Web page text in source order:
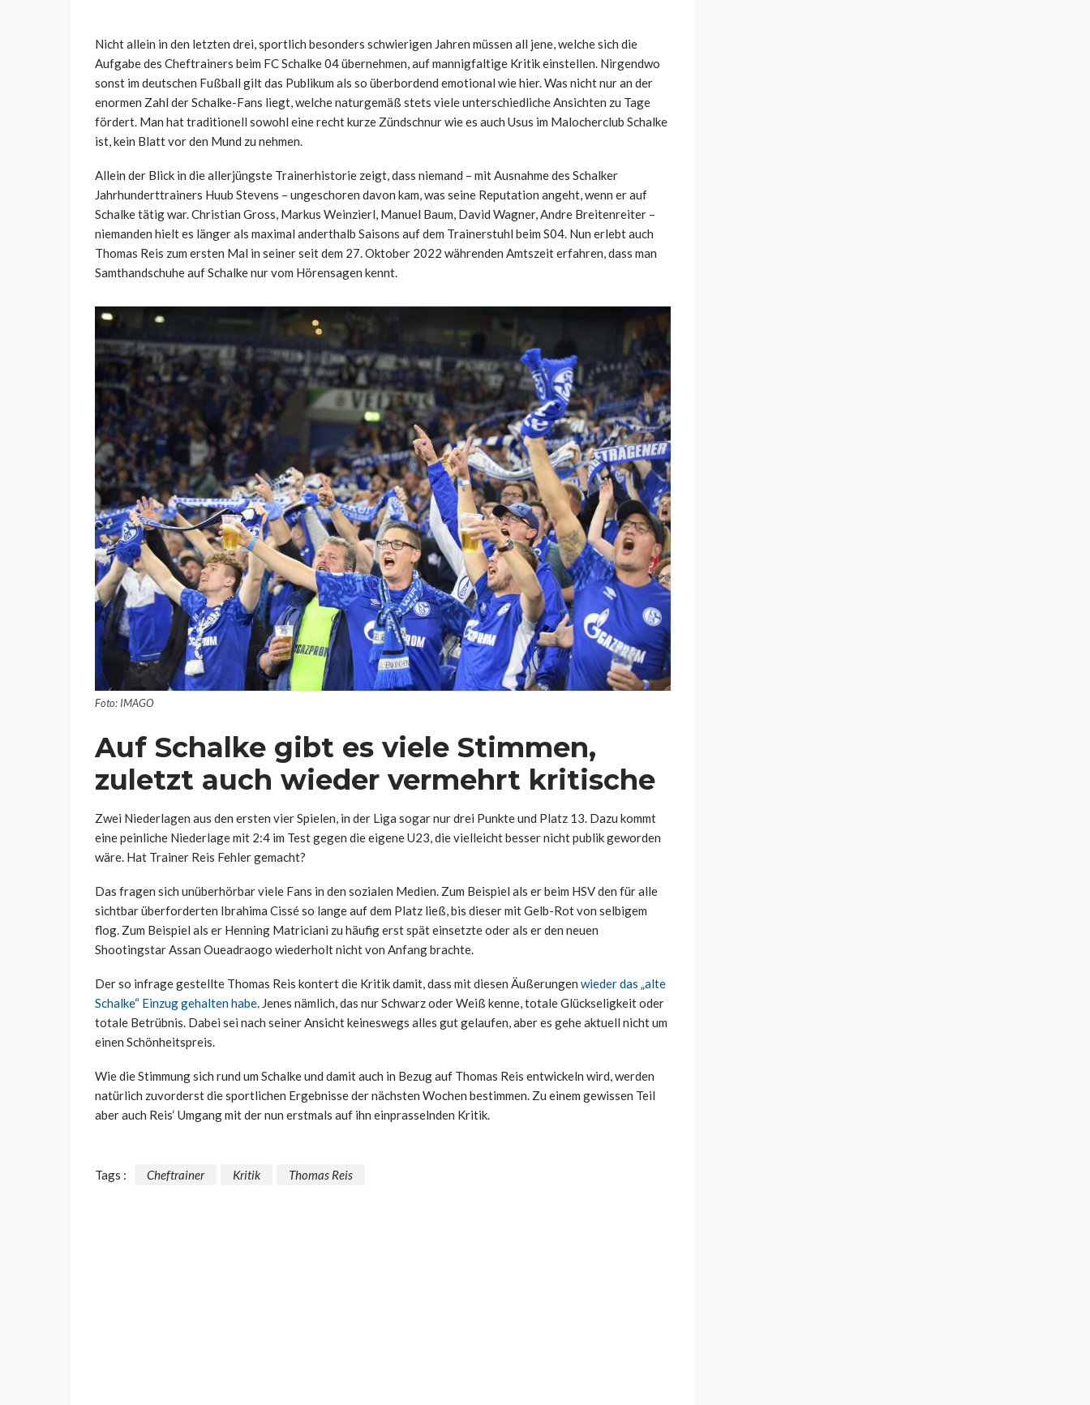
Nicht allein in den letzten drei, sportlich besonders schwierigen Jahren müssen all jene, welche sich die
Aufgabe des Cheftrainers beim FC Schalke 04 übernehmen, auf mannigfaltige Kritik einstellen. Nirgendwo
sonst im deutschen Fußball gilt das Publikum als so überbordend emotional wie hier. Was nicht nur an der
enormen Zahl der Schalke-Fans liegt, welche naturgemäß stets viele unterschiedliche Ansichten zu Tage
fördert. Man hat traditionell sowohl eine recht kurze Zündschnur wie es auch Usus im Malocherclub Schalke
ist, kein Blatt vor den Mund zu nehmen.
Allein der Blick in die allerjüngste Trainerhistorie zeigt, dass niemand – mit Ausnahme des Schalker
Jahrhunderttrainers Huub Stevens – ungeschoren davon kam, was seine Reputation angeht, wenn er auf
Schalke tätig war. Christian Gross, Markus Weinzierl, Manuel Baum, David Wagner, Andre Breitenreiter –
niemanden hielt es länger als maximal anderthalb Saisons auf dem Trainerstuhl beim S04. Nun erlebt auch
Thomas Reis zum ersten Mal in seiner seit dem 27. Oktober 2022 währenden Amtszeit erfahren, dass man
Samthandschuhe auf Schalke nur vom Hörensagen kennt.
Foto: IMAGO
Auf Schalke gibt es viele Stimmen,
zuletzt auch wieder vermehrt kritische
Zwei Niederlagen aus den ersten vier Spielen, in der Liga sogar nur drei Punkte und Platz 13. Dazu kommt
eine peinliche Niederlage mit 2:4 im Test gegen die eigene U23, die vielleicht besser nicht publik geworden
wäre. Hat Trainer Reis Fehler gemacht?
Das fragen sich unüberhörbar viele Fans in den sozialen Medien. Zum Beispiel als er beim HSV den für alle
sichtbar überforderten Ibrahima Cissé so lange auf dem Platz ließ, bis dieser mit Gelb-Rot von selbigem
flog. Zum Beispiel als er Henning Matriciani zu häufig erst spät einsetzte oder als er den neuen
Shootingstar Assan Oueadraogo wiederholt nicht von Anfang brachte.
Der so infrage gestellte Thomas Reis kontert die Kritik damit, dass mit diesen Äußerungen wieder das „alte
Schalke“ Einzug gehalten habe. Jenes nämlich, das nur Schwarz oder Weiß kenne, totale Glückseligkeit oder
totale Betrübnis. Dabei sei nach seiner Ansicht keineswegs alles gut gelaufen, aber es gehe aktuell nicht um
einen Schönheitspreis.
Wie die Stimmung sich rund um Schalke und damit auch in Bezug auf Thomas Reis entwickeln wird, werden
natürlich zuvorderst die sportlichen Ergebnisse der nächsten Wochen bestimmen. Zu einem gewissen Teil
aber auch Reis‘ Umgang mit der nun erstmals auf ihn einprasselnden Kritik.
Tags : Cheftrainer Kritik Thomas Reis